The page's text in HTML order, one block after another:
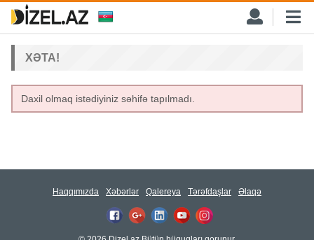
XƏTA!
Daxil olmaq istədiyiniz səhifə tapılmadı.
Haqqımızda Xəbərlər Qalereya Tərəfdaşlar Əlaqə